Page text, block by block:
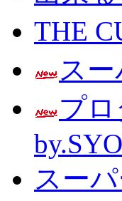
THE
ス
プ
スー